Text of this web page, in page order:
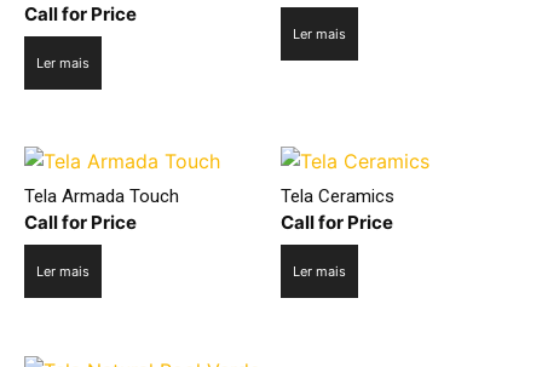
Call for Price
Ler mais
Ler mais
Tela Armada Touch
Call for Price
Ler mais
Tela Ceramics
Call for Price
Ler mais